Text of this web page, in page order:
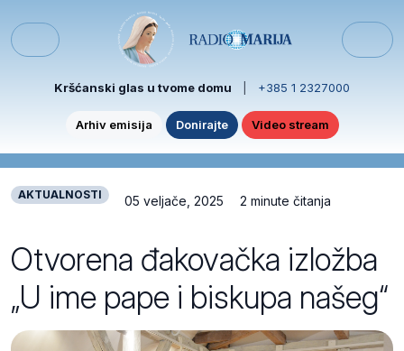
Menu
Kršćanski glas u tvome domu +385 1 2327000
Arhiv emisija Donirajte Video stream
AKTUALNOSTI 05 veljače, 2025 2 minute čitanja
Otvorena đakovačka izložba
„U ime pape i biskupa našeg“